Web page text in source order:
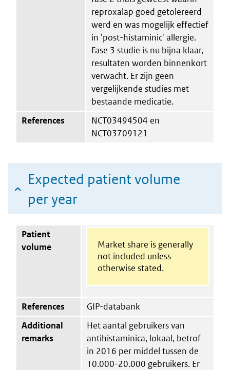
reproxalap goed getolereerd
werd en was mogelijk effectief
in 'post-histaminic' allergie.
Fase 3 studie is nu bijna klaar,
resultaten worden binnenkort
verwacht. Er zijn geen
vergelijkende studies met
bestaande medicatie.
References
NCT03494504 en
NCT03709121
Expected patient volume
per year
Patient
volume
Market share is generally
not included unless
otherwise stated.
References
GIP-databank
Additional
remarks
Het aantal gebruikers van
antihistaminica, lokaal, betrof
in 2016 per middel tussen de
10.000-20.000 gebruikers. Er